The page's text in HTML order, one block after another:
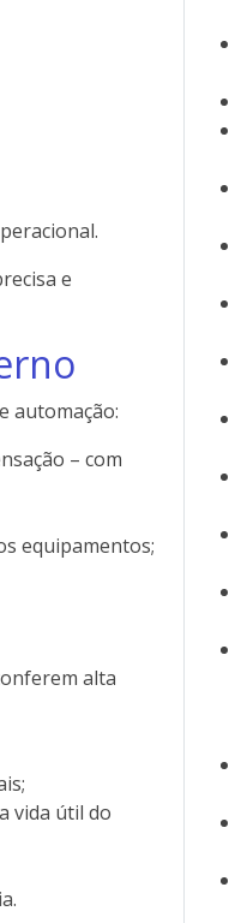
e
automação:
– com
equipamentos;
alta
vida útil do